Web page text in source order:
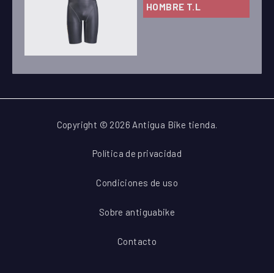
HOMBRE T.L
Copyright © 2026 Antigua Bike tienda.
Política de privacidad
Condiciones de uso
Sobre antiguabike
Contacto